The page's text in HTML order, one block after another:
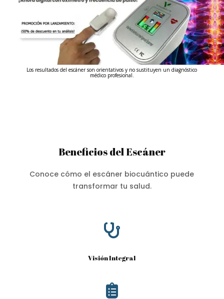
Los resultados del escáner son orientativos y no sustituyen un diagnóstico
médico profesional.
Beneficios del Escáner
Conoce cómo el escáner biocuántico puede
transformar tu salud.

Visión Integral
